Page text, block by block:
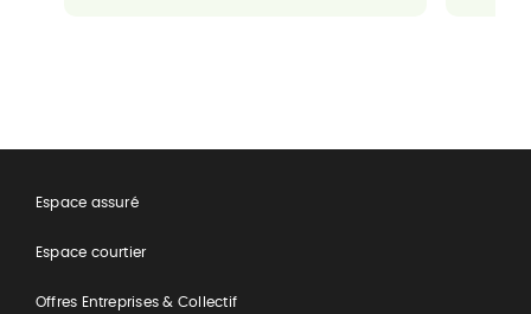
Espace assuré
Espace courtier
Offres Entreprises & Collectif